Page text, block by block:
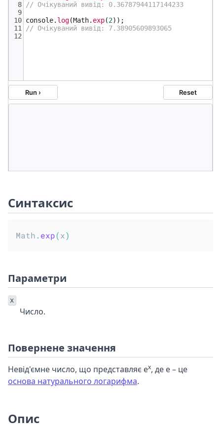
Синтаксис
Math . exp(x)
Параметри
x
Число.
Повернене значення
Невід'ємне число, що представляє ex, де e – це
основа натурального логарифма.
Опис